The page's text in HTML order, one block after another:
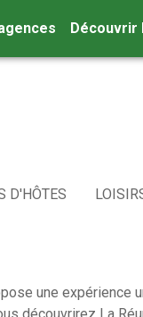
Découvrir
D'HÔTES
une expérience